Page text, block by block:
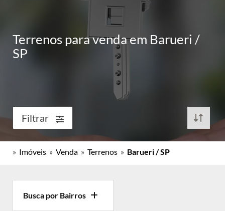
Terrenos para venda em Barueri /
SP
Filtrar
» Imóveis » Venda » Terrenos » Barueri / SP
Busca por Bairros